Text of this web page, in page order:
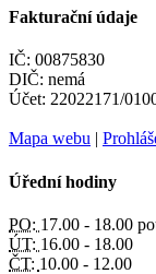
Fakturační údaje
IČ: 00875830
DIČ: nemá
Účet: 22022171/
Mapa webu |
Úřední hodiny
PO: 17.00 - 18.00
ÚT: 16.00 - 18.00
ČT: 10.00 - 12.00